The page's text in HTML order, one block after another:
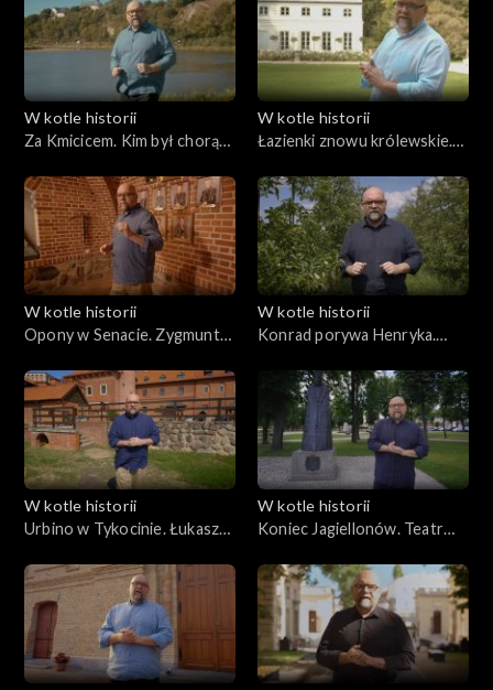
W kotle historii
Za Kmicicem. Kim był chorąży
W kotle historii
Łazienki znowu królewskie.
Polsce
W kotle historii
Opony w Senacie. Zygmunt
W kotle historii
Konrad porywa Henryka.
W kotle historii
Urbino w Tykocinie. Łukasz
W kotle historii
Koniec Jagiellonów. Teatr